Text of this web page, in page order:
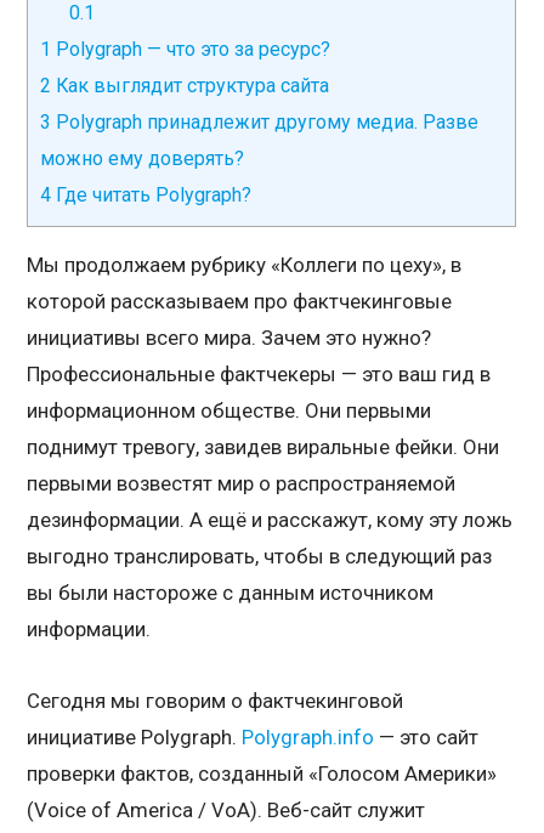
0.1
1 Polygraph — что это за ресурс?
2 Как выглядит структура сайта
3 Polygraph принадлежит другому медиа. Разве
можно ему доверять?
4 Где читать Polygraph?
Мы продолжаем рубрику «Коллеги по цеху», в
которой рассказываем про фактчекинговые
инициативы всего мира. Зачем это нужно?
Профессиональные фактчекеры — это ваш гид в
информационном обществе. Они первыми
поднимут тревогу, завидев виральные фейки. Они
первыми возвестят мир о распространяемой
дезинформации. А ещё и расскажут, кому эту ложь
выгодно транслировать, чтобы в следующий раз
вы были настороже с данным источником
информации.
Сегодня мы говорим о фактчекинговой
инициативе Polygraph. Polygraph.info — это сайт
проверки фактов, созданный «Голосом Америки»
(Voice of America / VoA). Веб-сайт служит